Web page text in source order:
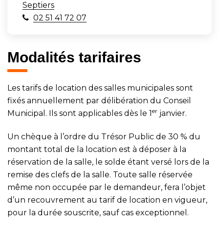
Septiers
02 51 41 72 07
Modalités tarifaires
Les tarifs de location des salles municipales sont
fixés annuellement par délibération du Conseil
Municipal. Ils sont applicables dès le 1 er janvier.
Un chèque à l’ordre du Trésor Public de 30 % du
montant total de la location est à déposer à la
réservation de la salle, le solde étant versé lors de la
remise des clefs de la salle. Toute salle réservée
même non occupée par le demandeur, fera l’objet
d’un recouvrement au tarif de location en vigueur,
pour la durée souscrite, sauf cas exceptionnel.